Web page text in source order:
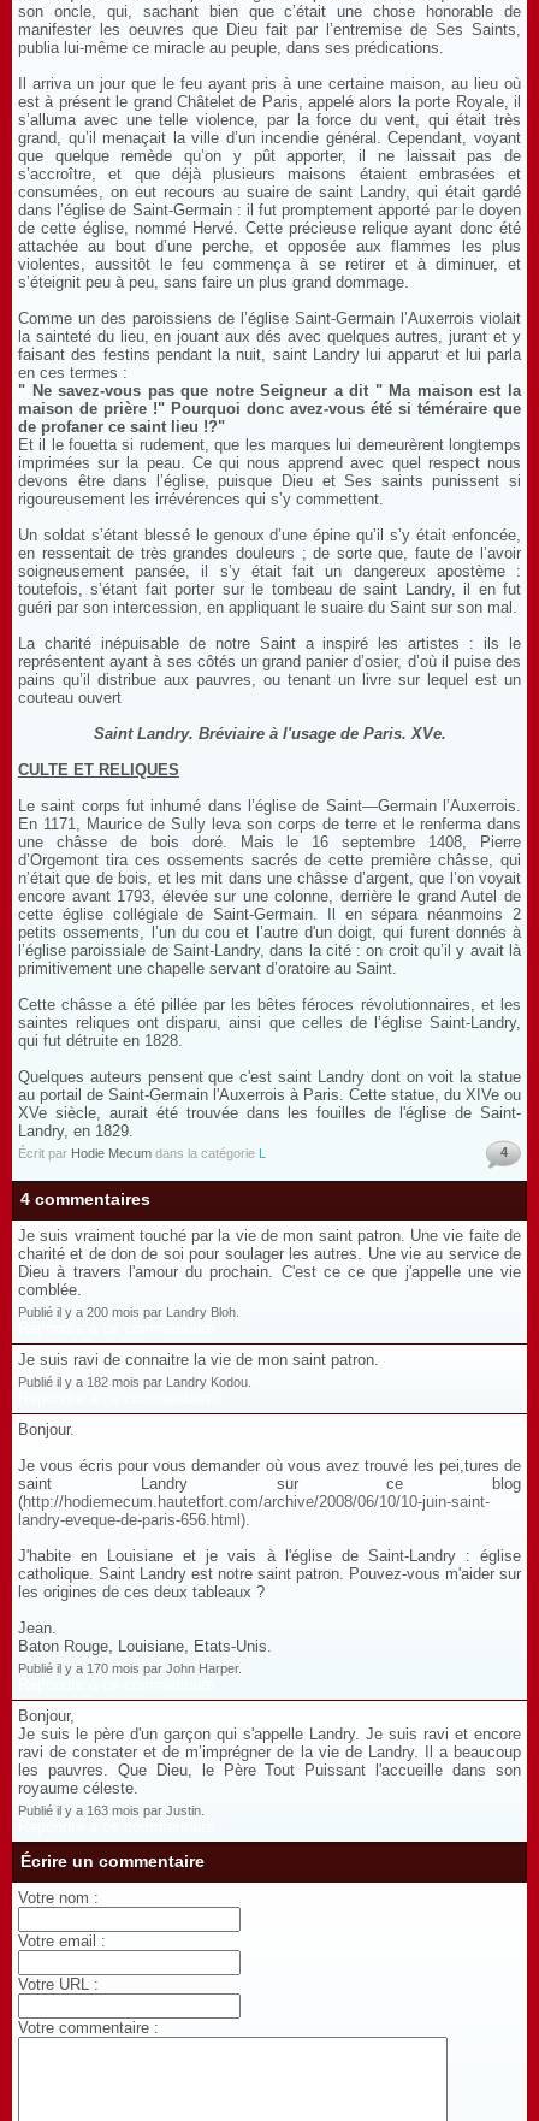
son oncle, qui, sachant bien que c’était une chose honorable de
manifester les oeuvres que Dieu fait par l’entremise de Ses Saints,
publia lui-même ce miracle au peuple, dans ses prédications.
Il arriva un jour que le feu ayant pris à une certaine maison, au lieu où
est à présent le grand Châtelet de Paris, appelé alors la porte Royale, il
s’alluma avec une telle violence, par la force du vent, qui était très
grand, qu’il menaçait la ville d’un incendie général. Cependant, voyant
que quelque remède qu’on y pût apporter, il ne laissait pas de
s’accroître, et que déjà plusieurs maisons étaient embrasées et
consumées, on eut recours au suaire de saint Landry, qui était gardé
dans l’église de Saint-Germain : il fut promptement apporté par le doyen
de cette église, nommé Hervé. Cette précieuse relique ayant donc été
attachée au bout d’une perche, et opposée aux flammes les plus
violentes, aussitôt le feu commença à se retirer et à diminuer, et
s’éteignit peu à peu, sans faire un plus grand dommage.
Comme un des paroissiens de l’église Saint-Germain l’Auxerrois violait
la sainteté du lieu, en jouant aux dés avec quelques autres, jurant et y
faisant des festins pendant la nuit, saint Landry lui apparut et lui parla
en ces termes :
" Ne savez-vous pas que notre Seigneur a dit " Ma maison est la
maison de prière !" Pourquoi donc avez-vous été si téméraire que
de profaner ce saint lieu !?"
Et il le fouetta si rudement, que les marques lui demeurèrent longtemps
imprimées sur la peau. Ce qui nous apprend avec quel respect nous
devons être dans l’église, puisque Dieu et Ses saints punissent si
rigoureusement les irrévérences qui s’y commettent.
Un soldat s’étant blessé le genoux d’une épine qu’il s’y était enfoncée,
en ressentait de très grandes douleurs ; de sorte que, faute de l’avoir
soigneusement pansée, il s’y était fait un dangereux apostème :
toutefois, s’étant fait porter sur le tombeau de saint Landry, il en fut
guéri par son intercession, en appliquant le suaire du Saint sur son mal.
La charité inépuisable de notre Saint a inspiré les artistes : ils le
représentent ayant à ses côtés un grand panier d’osier, d’où il puise des
pains qu’il distribue aux pauvres, ou tenant un livre sur lequel est un
couteau ouvert
Saint Landry. Bréviaire à l'usage de Paris. XVe.
CULTE ET RELIQUES
Le saint corps fut inhumé dans l’église de Saint—Germain l’Auxerrois.
En 1171, Maurice de Sully leva son corps de terre et le renferma dans
une châsse de bois doré. Mais le 16 septembre 1408, Pierre
d’Orgemont tira ces ossements sacrés de cette première châsse, qui
n’était que de bois, et les mit dans une châsse d’argent, que l’on voyait
encore avant 1793, élevée sur une colonne, derrière le grand Autel de
cette église collégiale de Saint-Germain. Il en sépara néanmoins 2
petits ossements, l’un du cou et l’autre d'un doigt, qui furent donnés à
l’église paroissiale de Saint-Landry, dans la cité : on croit qu’il y avait là
primitivement une chapelle servant d’oratoire au Saint.
Cette châsse a été pillée par les bêtes féroces révolutionnaires, et les
saintes reliques ont disparu, ainsi que celles de l’église Saint-Landry,
qui fut détruite en 1828.
Quelques auteurs pensent que c'est saint Landry dont on voit la statue
au portail de Saint-Germain l'Auxerrois à Paris. Cette statue, du XIVe ou
XVe siècle, aurait été trouvée dans les fouilles de l'église de Saint-
Landry, en 1829.
Écrit par Hodie Mecum dans la catégorie L 4
4 commentaires
Je suis vraiment touché par la vie de mon saint patron. Une vie faite de
charité et de don de soi pour soulager les autres. Une vie au service de
Dieu à travers l'amour du prochain. C'est ce ce que j'appelle une vie
comblée.
Publié il y a 200 mois par Landry Bloh.
Je suis ravi de connaitre la vie de mon saint patron.
Publié il y a 182 mois par Landry Kodou.
Bonjour.
Je vous écris pour vous demander où vous avez trouvé les pei,tures de
saint Landry sur ce blog
(http://hodiemecum.hautetfort.com/archive/2008/06/10/10-juin-saint-
landry-eveque-de-paris-656.html).
J'habite en Louisiane et je vais à l'église de Saint-Landry : église
catholique. Saint Landry est notre saint patron. Pouvez-vous m'aider sur
les origines de ces deux tableaux ?
Jean.
Baton Rouge, Louisiane, Etats-Unis.
Publié il y a 170 mois par John Harper.
Bonjour,
Je suis le père d'un garçon qui s'appelle Landry. Je suis ravi et encore
ravi de constater et de m’imprégner de la vie de Landry. Il a beaucoup
les pauvres. Que Dieu, le Père Tout Puissant l'accueille dans son
royaume céleste.
Publié il y a 163 mois par Justin.
Écrire un commentaire
Votre nom :
Votre email :
Votre URL :
Votre commentaire :